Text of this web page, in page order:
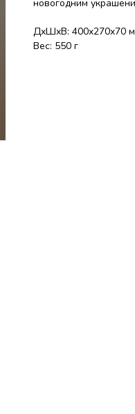
новогодним
ДxШxВ: 400x270x70
Вес: 550 г